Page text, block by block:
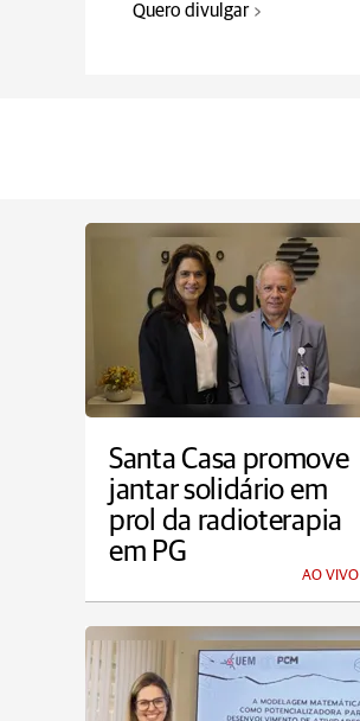
Quero divulgar
Santa Casa promove
jantar solidário em
prol da radioterapia
em PG
AO VIVO